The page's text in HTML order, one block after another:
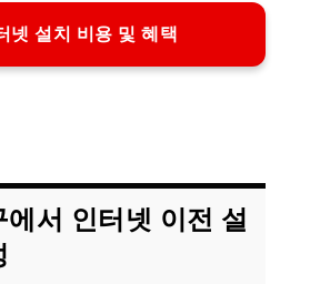
넷 설치 비용 및 혜택
서 인터넷 이전 설